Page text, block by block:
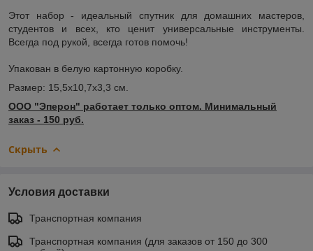
Этот набор - идеальный спутник для домашних мастеров,
студентов и всех, кто ценит универсальные инструменты.
Всегда под рукой, всегда готов помочь!
Упакован в белую картонную коробку.
Размер: 15,5х10,7х3,3 см.
ООО "Эперон" работает только оптом. Минимальный
заказ - 150 руб.
Скрыть
Условия доставки
Транспортная компания
Транспортная компания (для заказов от 150 до 300